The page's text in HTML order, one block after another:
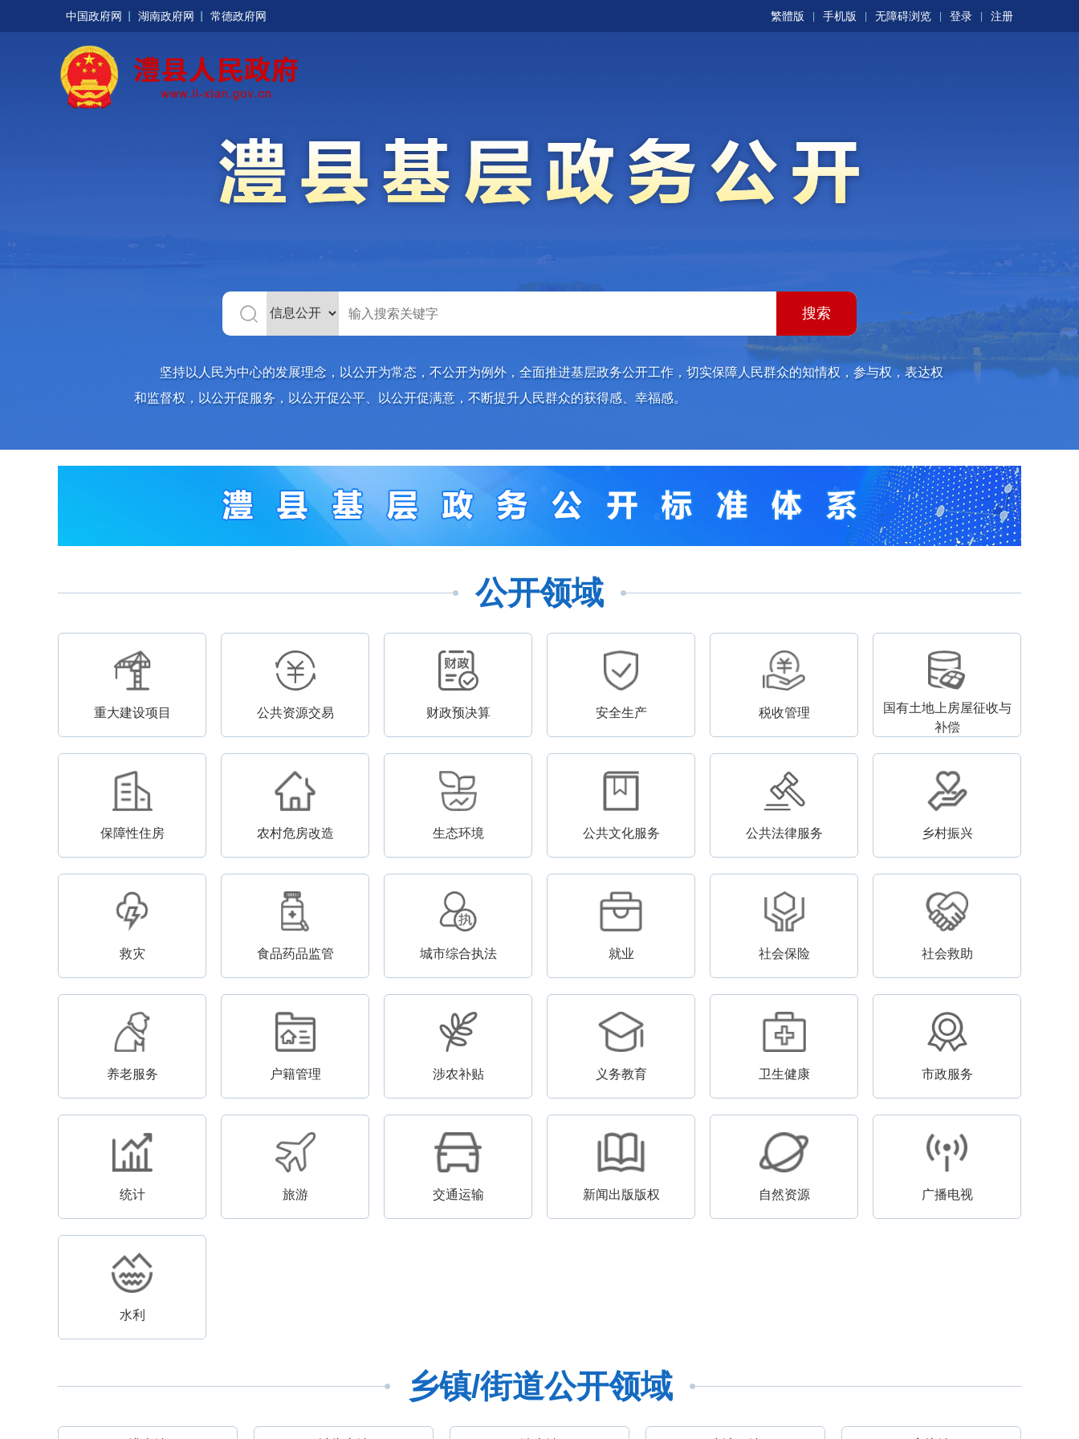
中国政府网 湖南政府网 常德政府网 繁體版 手机版 无障碍浏览 登录 注册
坚持以人民为中心的发展理念，以公开为常态，不公开为例外，全面推进基层政务公开工作，切实保障人民群众的知情权，参与权，表达权
和监督权，以公开促服务，以公开促公平、以公开促满意，不断提升人民群众的获得感、幸福感。
公开领域
重大建设项目 公共资源交易 财政预决算 安全生产 税收管理
国有土地上房屋征收与
补偿
保障性住房 农村危房改造 生态环境 公共文化服务 公共法律服务 乡村振兴
救灾 食品药品监管 城市综合执法 就业 社会保险 社会救助
养老服务 户籍管理 涉农补贴 义务教育 卫生健康 市政服务
统计 旅游 交通运输 新闻出版版权 自然资源 广播电视
水利
乡镇/街道公开领域